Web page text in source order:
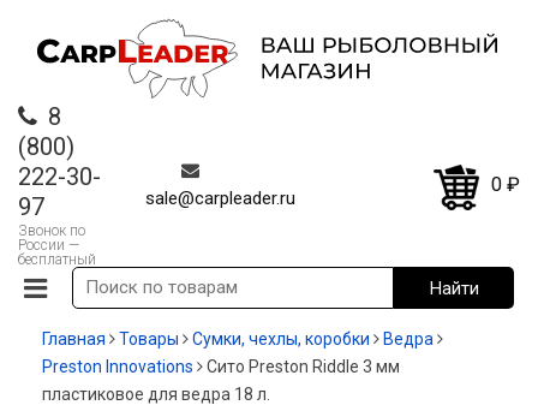
8
(800)
222-30-
97
Звонок по
России —
бесплатный
sale@carpleader.ru
0 ₽
Главная Товары Сумки, чехлы, коробки
Ведра
Preston Innovations
Сито Preston Riddle 3 мм
пластиковое для ведра 18 л.